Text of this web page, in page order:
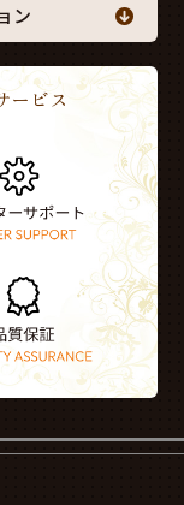
ン
ービス